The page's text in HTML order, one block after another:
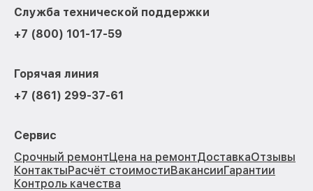
Служба технической поддержки
+7 (800) 101-17-59
Горячая линия
+7 (861) 299-37-61
Сервис
Срочный ремонтЦена на ремонтДоставкаОтзывы
КонтактыРасчёт стоимостиВакансииГарантии
Контроль качества